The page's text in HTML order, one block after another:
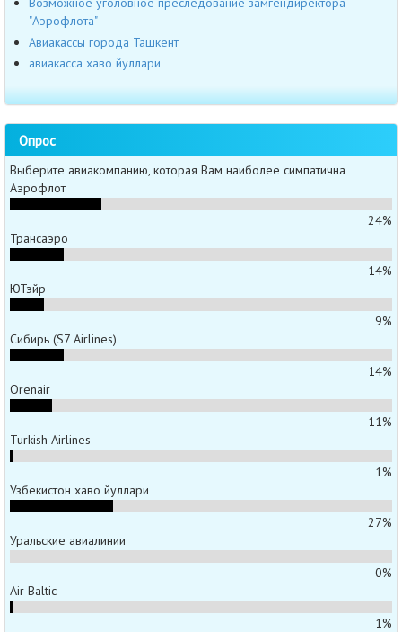
"Аэрофлота"
Авиакассы города Ташкент
авиакасса хаво йуллари
Опрос
Выберите авиакомпанию, которая Вам наиболее симпатична
Аэрофлот
24%
Трансаэро
14%
ЮТэйр
9%
Сибирь (S7 Airlines)
14%
Orenair
11%
Turkish Airlines
1%
Узбекистон хаво йуллари
27%
Уральские авиалинии
0%
Air Baltic
1%